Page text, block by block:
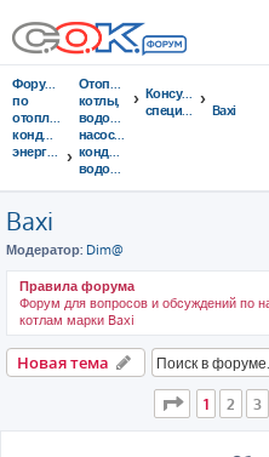
Форумы
по
отоплению,
кондиционированию,
энергосбережению
Отопительные
котлы,
водонагреватели,
насосы,
кондиционеры,
водоочистка...
Консультации
специалистов
Baxi
Baxi
Модератор: Dim@
Правила форума
Форум для вопросов и обсуждений по
котлам марки Baxi
Новая тема
Страница
1 2 3